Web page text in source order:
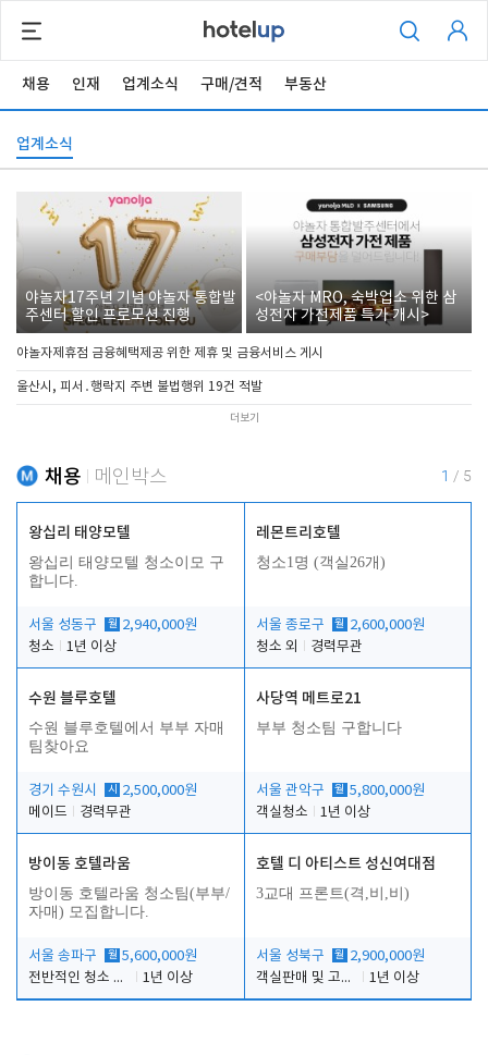
채용 인재 업계소식 구매/견적 부동산
업계소식
야놀자17주년 기념 야놀자 통합발
주센터 할인 프로모션 진행
<야놀자 MRO, 숙박업소 위한 삼
성전자 가전제품 특가 개시>
야놀자제휴점 금융혜택제공 위한 제휴 및 금융서비스 게시
울산시, 피서․행락지 주변 불법행위 19건 적발
더보기
채용 메인박스 1 / 5
왕십리 태양모텔
왕십리 태양모텔 청소이모 구
합니다.
서울 성동구 월 2,940,000원
청소
1년 이상
레몬트리호텔
청소1명 (객실26개)
서울 종로구 월 2,600,000원
청소 외
경력무관
수원 블루호텔
수원 블루호텔에서 부부 자매
팀찾아요
경기 수원시 시
2,500,000원
메이드
경력무관
사당역 메트로21
부부 청소팀 구합니다
서울 관악구 월 5,800,000원
객실청소
1년 이상
방이동 호텔라움
방이동 호텔라움 청소팀(부부/
자매) 모집합니다.
서울 송파구 월 5,600,000원
전반적인 청소 업무(객실청소.객실정리)
1년 이상
호텔 디 아티스트 성신여대점
3교대 프론트(격,비,비)
서울 성북구 월 2,900,000원
객실판매 및 고객응대
1년 이상